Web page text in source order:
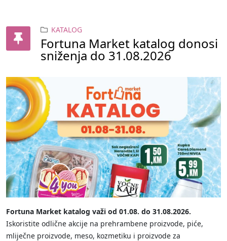
KATALOG
Fortuna Market katalog donosi
sniženja do 31.08.2026
Fortuna Market katalog važi od 01.08. do 31.08.2026.
Iskoristite odlične akcije na prehrambene proizvode, piće,
mliječne proizvode, meso, kozmetiku i proizvode za